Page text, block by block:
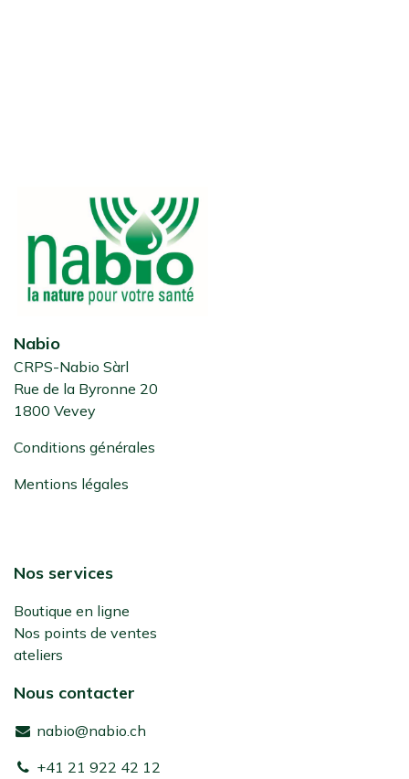
Nabio
CRPS-Nabio Sàrl
Rue de la Byronne 20
1800 Vevey
Conditions générales
Mentions légales
Nos services
Boutique en ligne
Nos points de ventes
ateliers
Nous contacter
nabio@nabio.ch
+41 21 922 42 12